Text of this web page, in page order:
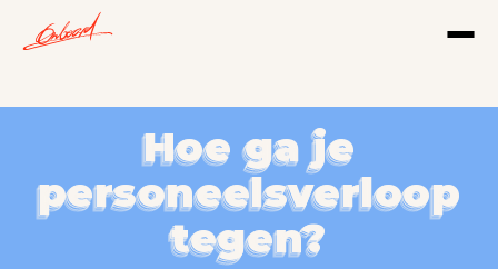
Hoe ga je
personeelsverloop
tegen?
Hoe ga je
personeelsverloop
tegen?
Hoe ga je
personeelsverloop
tegen?
Hoe ga je
personeelsverloop
tegen?